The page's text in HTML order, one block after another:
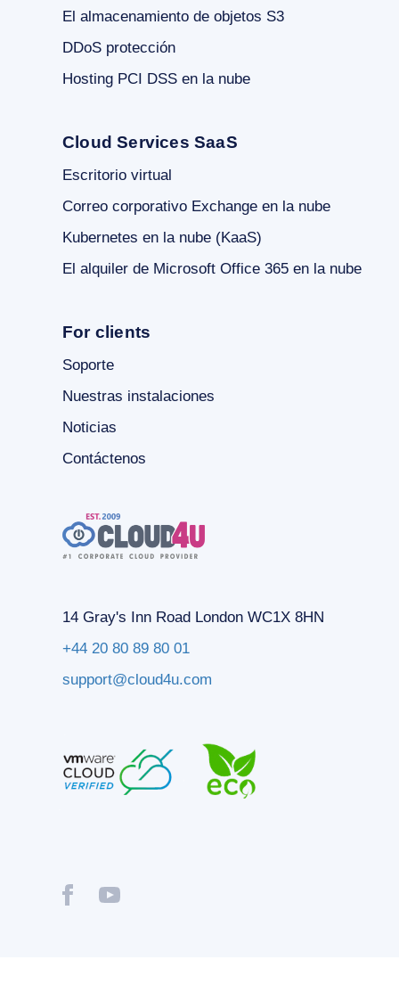
El almacenamiento de objetos S3
DDoS protección
Hosting PCI DSS en la nube
Cloud Services SaaS
Escritorio virtual
Correo corporativo Exchange en la nube
Kubernetes en la nube (KaaS)
El alquiler de Microsoft Office 365 en la nube
For clients
Soporte
Nuestras instalaciones
Noticias
Contáctenos
14 Gray's Inn Road London WC1X 8HN
+44 20 80 89 80 01
support@cloud4u.com